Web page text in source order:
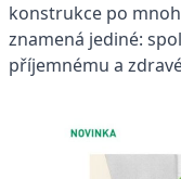
konstrukce po
znamená jediné:
příjemnému a